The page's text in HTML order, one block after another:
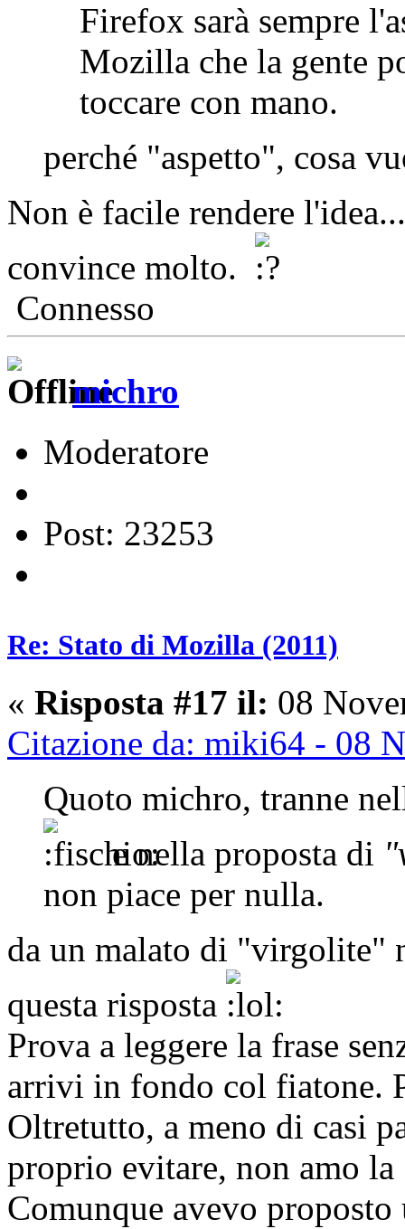
Firefox sarà sempre
Mozilla che la gente
toccare con mano.
perché "aspetto", cosa
Non è facile rendere
convince molto.
Connesso
michro
Moderatore
Post: 23253
Re: Stato di Mozilla (2011)
« Risposta #17 il: 08
Citazione da: miki64 - 08
Quoto michro, tranne
e nella proposta di
non piace per nulla.
da un malato di "virgolite"
questa risposta
Prova a leggere la frase
arrivi in fondo col fiatone.
Oltretutto, a meno di casi
proprio evitare, non amo
Comunque avevo